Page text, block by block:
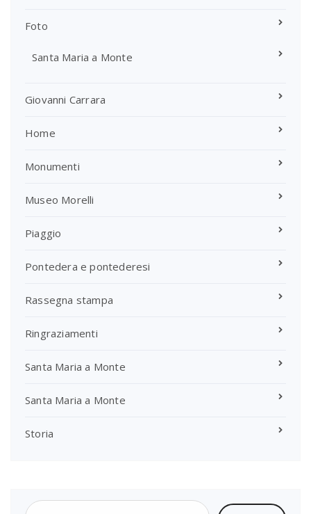
Foto
Santa Maria a Monte
Giovanni Carrara
Home
Monumenti
Museo Morelli
Piaggio
Pontedera e pontederesi
Rassegna stampa
Ringraziamenti
Santa Maria a Monte
Santa Maria a Monte
Storia
Ricerca